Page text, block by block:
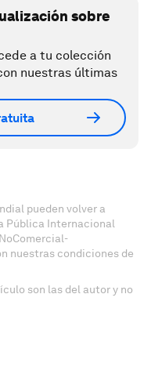
sobre
a tu colección
nuestras últimas
pueden volver a
Pública Internacional
nuestras condiciones de
son las del autor y no